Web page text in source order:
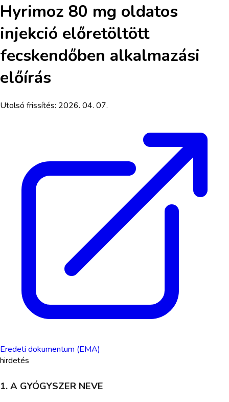
Hyrimoz 80 mg oldatos
injekció előretöltött
fecskendőben alkalmazási
előírás
Utolsó frissítés: 2026. 04. 07.
Eredeti dokumentum (EMA)
hirdetés
1. A GYÓGYSZER NEVE